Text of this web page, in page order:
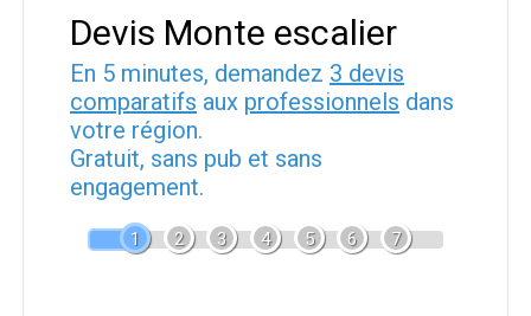
Devis Monte escalier
En 5 minutes, demandez 3 devis
comparatifs aux professionnels dans
votre région.
Gratuit, sans pub et sans
engagement.
1 2 3 4 5 6 7